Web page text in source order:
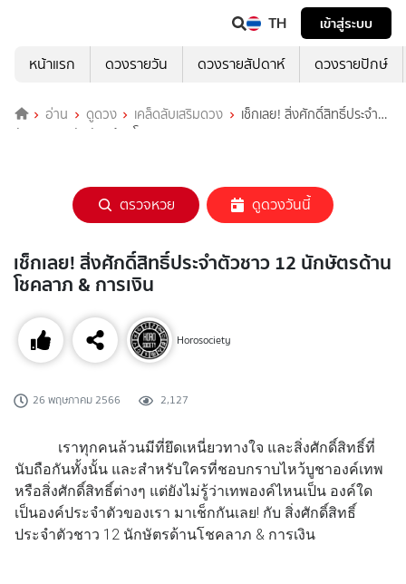
TH
เข้าสู่ระบบ
หน้าแรก
ดวงรายวัน ดวงรายสัปดาห์ ดวงรายปักษ์
อ่าน ดูดวง เคล็ดลับเสริมดวง
เช็กเลย! สิ่งศักดิ์สิทธิ์ประจำ
ตัวชาว 12 นักษัตรด้านโชคลาภ & การเงิน
ตรวจหวย ดูดวงวันนี้
เช็กเลย! สิ่งศักดิ์สิทธิ์ประจำตัวชาว 12 นักษัตรด้าน
โชคลาภ & การเงิน
Horosociety
26 พฤษภาคม 2566 2,127
เราทุกคนล้วนมีที่ยึดเหนี่ยวทางใจ และสิ่งศักดิ์สิทธิ์ที่
นับถือกันทั้งนั้น และสำหรับใครที่ชอบกราบไหว้บูชาองค์เทพ
หรือสิ่งศักดิ์สิทธิ์ต่างๆ แต่ยังไม่รู้ว่าเทพองค์ไหนเป็น องค์ใด
เป็นองค์ประจำตัวของเรา มาเช็กกันเลย! กับ สิ่งศักดิ์สิทธิ์
ประจำตัวชาว 12 นักษัตรด้านโชคลาภ & การเงิน